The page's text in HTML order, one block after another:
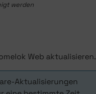
werden
Web aktualisieren.
Aktualisierungen